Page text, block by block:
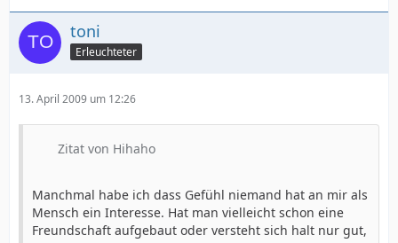
toni
Erleuchteter
13. April 2009 um 12:26
Zitat von Hihaho
Manchmal habe ich dass Gefühl niemand hat an mir als
Mensch ein Interesse. Hat man vielleicht schon eine
Freundschaft aufgebaut oder versteht sich halt nur gut,